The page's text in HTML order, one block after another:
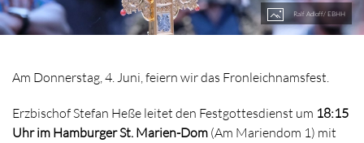
Ralf Adloff/ EBHH
Am Donnerstag, 4. Juni, feiern wir das Fronleichnamsfest.
Erzbischof Stefan Heße leitet den Festgottesdienst um 18:15
Uhr im Hamburger St. Marien-Dom (Am Mariendom 1) mit